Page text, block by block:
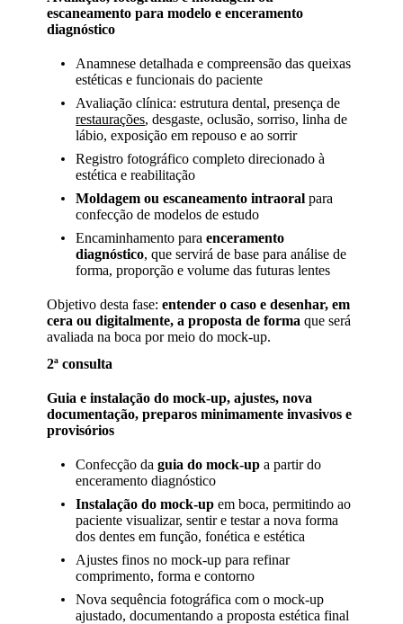
escaneamento para modelo e enceramento
diagnóstico
Anamnese detalhada e compreensão das queixas
estéticas e funcionais do paciente
Avaliação clínica: estrutura dental, presença de
restaurações, desgaste, oclusão, sorriso, linha de
lábio, exposição em repouso e ao sorrir
Registro fotográfico completo direcionado à
estética e reabilitação
Moldagem ou escaneamento intraoral para
confecção de modelos de estudo
Encaminhamento paraenceramento
diagnóstico, que servirá de base para análise de
forma, proporção e volume das futuras lentes
Objetivo desta fase:entender o caso e desenhar, em
cera ou digitalmente, a proposta de forma que será
avaliada na boca por meio do mock-up.
2ª consulta
Guia e instalação do mock-up, ajustes, nova
documentação, preparos minimamente invasivos e
provisórios
Confecção daguia do mock-up a partir do
enceramento diagnóstico
Instalação do mock-up em boca, permitindo ao
paciente visualizar, sentir e testar a nova forma
dos dentes em função, fonética e estética
Ajustes finos no mock-up para refinar
comprimento, forma e contorno
Nova sequência fotográfica com o mock-up
ajustado, documentando a proposta estética final